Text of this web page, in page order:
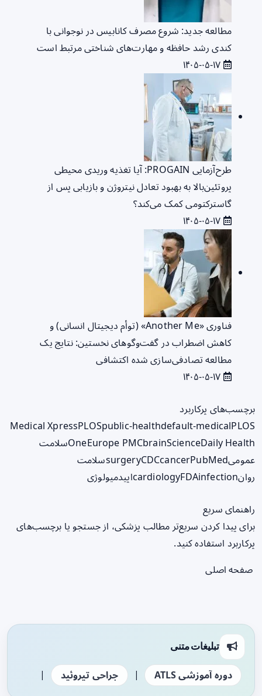
مطالعه جدید: شروع مصرف کانابیس در نوجوانی با
کندی رشد حافظه و مهارت‌های شناختی مرتبط است
طرح‌آزمایی PROGAIN: آیا تغذیه وریدی محیطی
پروتئین‌بالا به بهبود تعادل نیتروژن و بازیابی پس از
گاسترکتومی کمک می‌کند؟
فناوری «Another Me» (توأم دیجیتال انسانی) و
کاهش اضطراب در گفت‌وگوهای نخستین: نتایج یک
مطالعه تصادفی‌سازی شده اکتشافی
برچسب‌های پرکاربرد
Medical XpressPLOSpublic-healthdefault-medicalPLOS
OneEurope PMCbrainScienceDaily Health
سلامت
عمومی
surgeryCDCcancerPubMed
سلامت
روان
cardiologyFDAinfection اپیدمیولوژی
راهنمای سریع
برای پیدا کردن سریع‌تر مطالب پزشکی، از جستجو یا برچسب‌های
پرکاربرد استفاده کنید.
صفحه اصلی
تبلیغات متنی
دوره آموزشی ATLS | جراحی تیروئید |